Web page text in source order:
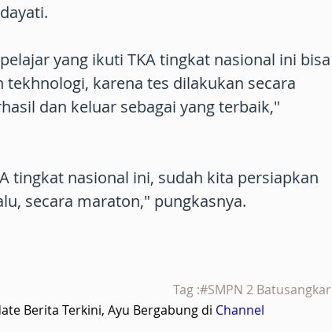
yang ikuti TKA tingkat nasional ini bisa
tekhnologi, karena tes dilakukan secara
dan keluar sebagai yang terbaik,"
tingkat nasional ini, sudah kita persiapkan
secara maraton," pungkasnya.
Tag :#SMPN 2 Batusangkar
Berita Terkini, Ayu Bergabung di Channel